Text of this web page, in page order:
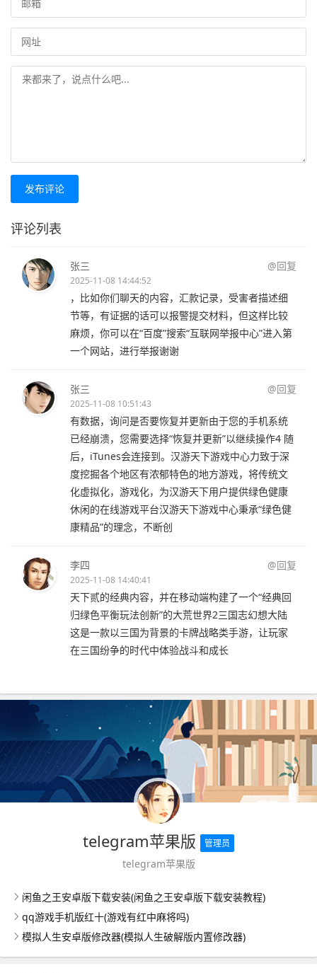
发布评论
评论列表
张三 @回复
2025-11-08 14:44:52
，比如你们聊天的内容，汇款记录，受害者描述细
节等，有证据的话可以报警提交材料，但这样比较
麻烦，你可以在“百度”搜索“互联网举报中心”进入第
一个网站，进行举报谢谢
张三 @回复
2025-11-08 10:51:43
有数据，询问是否要恢复并更新由于您的手机系统
已经崩溃，您需要选择“恢复并更新”以继续操作4 随
后，iTunes会连接到。汉游天下游戏中心力致于深
度挖掘各个地区有浓郁特色的地方游戏，将传统文
化虚拟化，游戏化，为汉游天下用户提供绿色健康
休闲的在线游戏平台汉游天下游戏中心秉承“绿色健
康精品”的理念，不断创
李四 @回复
2025-11-08 14:40:41
天下贰的经典内容，并在移动端构建了一个“经典回
归绿色平衡玩法创新”的大荒世界2三国志幻想大陆
这是一款以三国为背景的卡牌战略类手游，让玩家
在三国纷争的时代中体验战斗和成长
telegram苹果版 管理员
telegram苹果版
闲鱼之王安卓版下载安装(闲鱼之王安卓版下载安装教程)
qq游戏手机版红十(游戏有红中麻将吗)
模拟人生安卓版修改器(模拟人生破解版内置修改器)